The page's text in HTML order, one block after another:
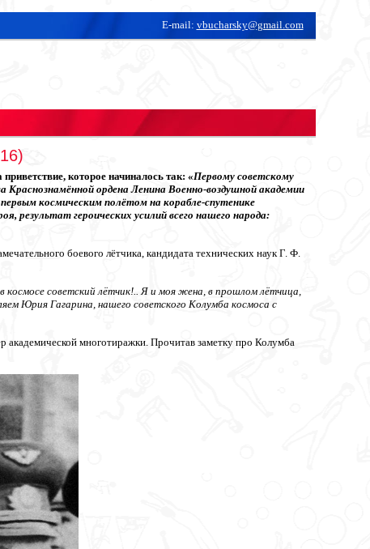
E-mail: vbucharsky@gmail.com
которое начиналось так: «Первому советскому
ордена Ленина Военно-воздушной академии
космическим полётом на корабле-спутенике
результат героических усилий всего нашего народа:
боевого лётчика, кандидата технических наук Г. Ф.
советский лётчик!.. Я и моя жена, в прошлом лётчица,
Юрия Гагарина, нашего советского Колумба космоса с
многотиражки. Прочитав заметку про Колумба